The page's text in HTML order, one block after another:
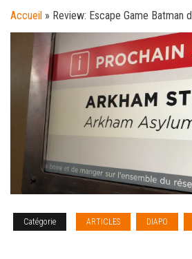
Accueil » Review: Escape Game Batman
Catégorie ARTICLES DIAPO